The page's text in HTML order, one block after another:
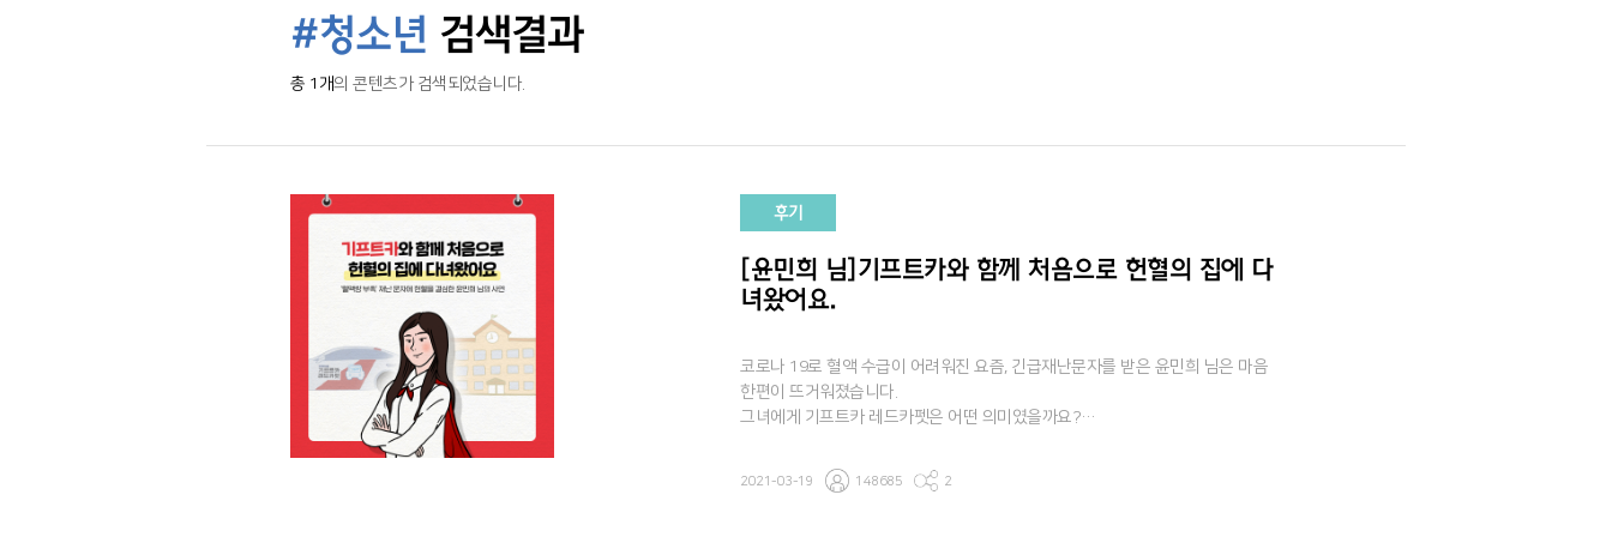
#청소년 검색결과
총 1개의 콘텐츠가 검색되었습니다.
후기
[윤민희 님]기프트카와 함께 처음으로 헌혈의 집에 다
녀왔어요.
코로나 19로 혈액 수급이 어려워진 요즘, 긴급재난문자를 받은 윤민희 님은 마음
한편이 뜨거워졌습니다.
그녀에게 기프트카 레드카펫은 어떤 의미였을까요?
2021-03-19 148685 2